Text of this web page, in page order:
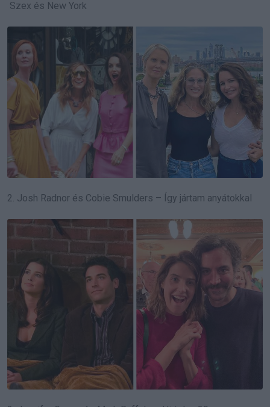
Szex és New York
2. Josh Radnor és Cobie Smulders – Így jártam anyátokkal